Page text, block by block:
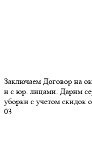
Заключаем Договор на
и с юр. лицами. Дарим
уборки с учетом скидок
03